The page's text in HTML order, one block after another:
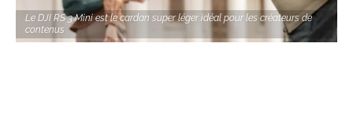
Le DJI RS 3 Mini est le cardan super léger idéal pour les créateurs de
contenus